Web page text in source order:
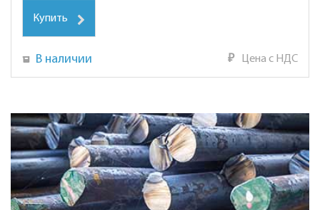
Купить
В наличии ₽ Цена с НДС